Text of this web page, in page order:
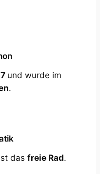
und wurde im
.
das freie Rad.